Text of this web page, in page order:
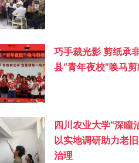
巧手裁光影 剪纸承
县“青年夜校”唤马
四川农业大学“深瞳
以实地调研助力老
治理